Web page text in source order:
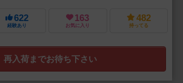
622
経験あり
163
お気に入り
482
持ってる
再入荷までお待ち下さい